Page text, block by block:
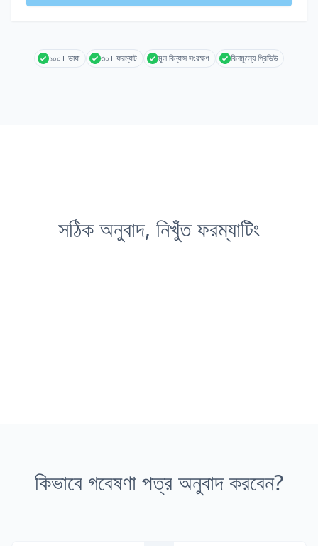
১০০+ ভাষা ৩০+ ফরম্যাট মূল বিন্যাস সংরক্ষণ বিনামূল্যে প্রিভিউ
সঠিক অনুবাদ, নিখুঁত ফরম্যাটিং
কিভাবে গবেষণা পত্র অনুবাদ করবেন?